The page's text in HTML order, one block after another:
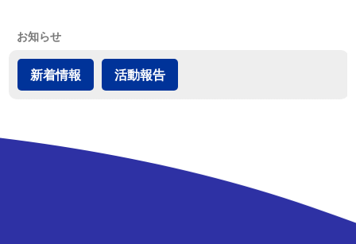
お知らせ
新着情報 活動報告